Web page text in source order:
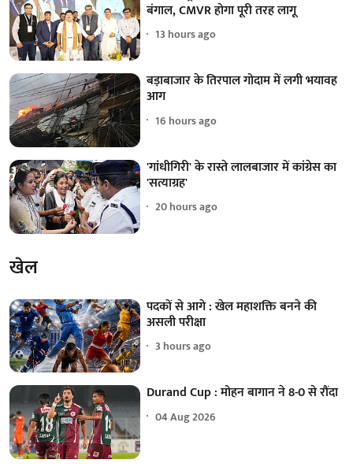
बंगाल, CMVR होगा पूरी तरह लागू
13 hours ago
बड़ाबाजार के तिरपाल गोदाम में लगी भयावह
आग
16 hours ago
'गांधीगिरी' के रास्ते लालबाजार में कांग्रेस का
'सत्याग्रह'
20 hours ago
खेल
पदकों से आगे : खेल महाशक्ति बनने की
असली परीक्षा
3 hours ago
Durand Cup : मोहन बागान ने 8-0 से रौंदा
04 Aug 2026